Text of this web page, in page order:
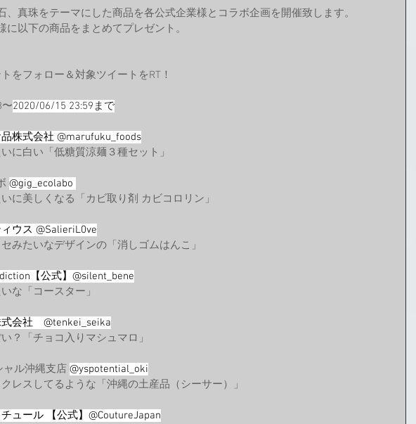
、真珠をテーマにした商品を各公式企業様とコラボ企画を開催致します。
に以下の商品をまとめてプレゼント。
をフォロー＆対象ツイートをRT！
2020/06/15 23:59まで
株式会社 @marufuku_foods
に白い「低糖質涼麺３種セット」
@gig_ecolabo
に美しくなる「カビ取り剤 カビコロリン」
ウス @SalieriL0ve
みたいなデザインの「消しゴムはんこ」
【公式】@silent_bene
な「コースター」
会社　@tenkei_seika
？「チョコ入りマシュマロ」
ャル沖縄支店 @yspotential_oki
レスしてるような「沖縄の土産品（シーサー）」
ュール 【公式】@CoutureJapan